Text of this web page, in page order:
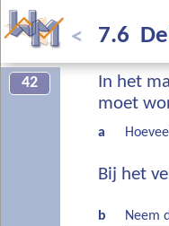
< 7.6
42
In het
moet
a
Bij het
b
Neem